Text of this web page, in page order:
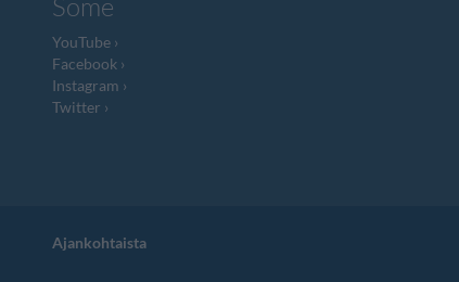
Some
YouTube
Facebook
Instagram
Twitter
Ajankohtaista